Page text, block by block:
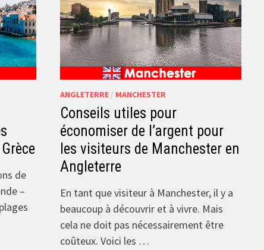
de
–
ANGLETERRE / MANCHESTER
Conseils utiles pour
économiser de l’argent pour
les visiteurs de Manchester en
Angleterre
En tant que visiteur à Manchester, il y a
beaucoup à découvrir et à vivre. Mais
cela ne doit pas nécessairement être
coûteux. Voici les …